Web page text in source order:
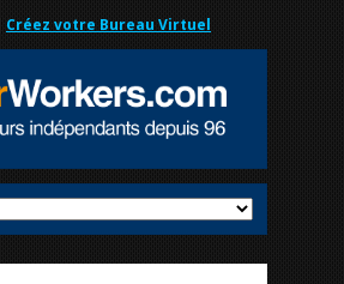
Créez votre Bureau Virtuel